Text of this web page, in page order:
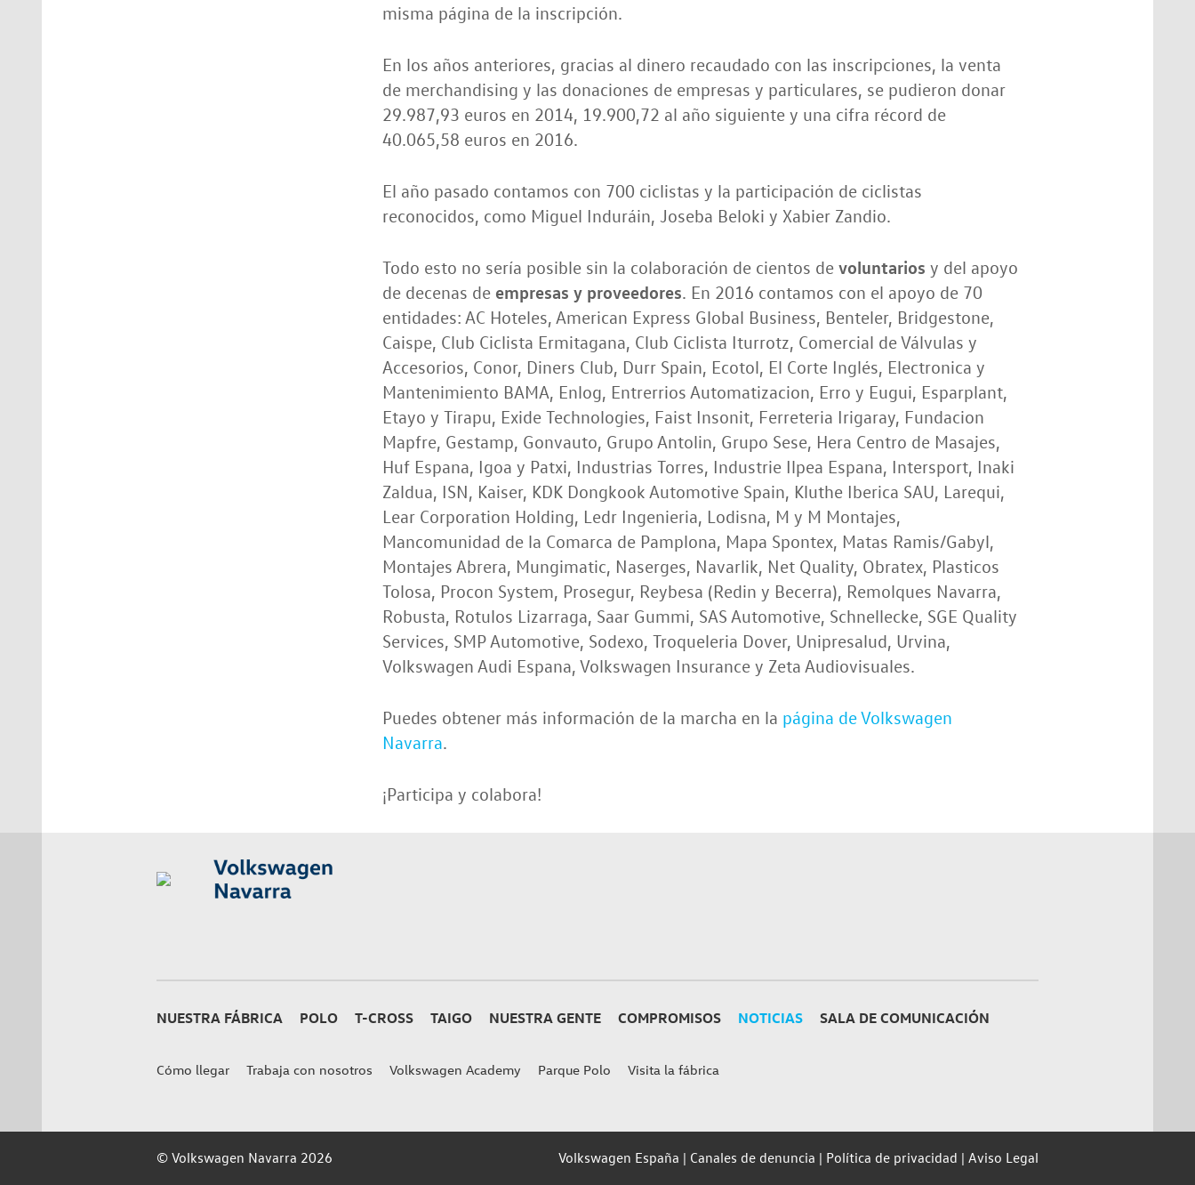
misma página de la inscripción.
En los años anteriores, gracias al dinero recaudado con las inscripciones, la venta
de merchandising y las donaciones de empresas y particulares, se pudieron donar
29.987,93 euros en 2014, 19.900,72 al año siguiente y una cifra récord de
40.065,58 euros en 2016.
El año pasado contamos con 700 ciclistas y la participación de ciclistas
reconocidos, como Miguel Induráin, Joseba Beloki y Xabier Zandio.
Todo esto no sería posible sin la colaboración de cientos de voluntarios y del apoyo
de decenas de empresas y proveedores. En 2016 contamos con el apoyo de 70
entidades: AC Hoteles, American Express Global Business, Benteler, Bridgestone,
Caispe, Club Ciclista Ermitagana, Club Ciclista Iturrotz, Comercial de Válvulas y
Accesorios, Conor, Diners Club, Durr Spain, Ecotol, El Corte Inglés, Electronica y
Mantenimiento BAMA, Enlog, Entrerrios Automatizacion, Erro y Eugui, Esparplant,
Etayo y Tirapu, Exide Technologies, Faist Insonit, Ferreteria Irigaray, Fundacion
Mapfre, Gestamp, Gonvauto, Grupo Antolin, Grupo Sese, Hera Centro de Masajes,
Huf Espana, Igoa y Patxi, Industrias Torres, Industrie Ilpea Espana, Intersport, Inaki
Zaldua, ISN, Kaiser, KDK Dongkook Automotive Spain, Kluthe Iberica SAU, Larequi,
Lear Corporation Holding, Ledr Ingenieria, Lodisna, M y M Montajes,
Mancomunidad de la Comarca de Pamplona, Mapa Spontex, Matas Ramis/Gabyl,
Montajes Abrera, Mungimatic, Naserges, Navarlik, Net Quality, Obratex, Plasticos
Tolosa, Procon System, Prosegur, Reybesa (Redin y Becerra), Remolques Navarra,
Robusta, Rotulos Lizarraga, Saar Gummi, SAS Automotive, Schnellecke, SGE Quality
Services, SMP Automotive, Sodexo, Troqueleria Dover, Unipresalud, Urvina,
Volkswagen Audi Espana, Volkswagen Insurance y Zeta Audiovisuales.
Puedes obtener más información de la marcha en la página de Volkswagen
Navarra.
¡Participa y colabora!
NUESTRA FÁBRICA POLO T-CROSS TAIGO NUESTRA GENTE COMPROMISOS NOTICIAS SALA DE COMUNICACIÓN
Cómo llegar Trabaja con nosotros Volkswagen Academy Parque Polo Visita la fábrica
© Volkswagen Navarra 2026 Volkswagen España Canales de denuncia Política de privacidad Aviso Legal